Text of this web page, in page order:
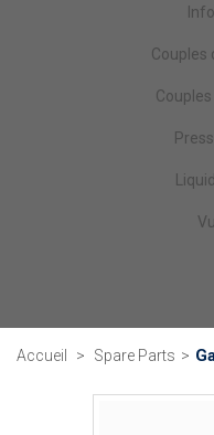
Couples
Accueil > Spare Parts >